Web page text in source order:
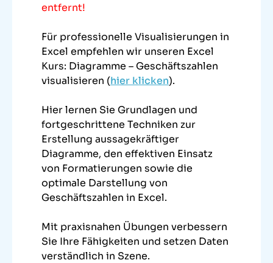
entfernt!
Für professionelle Visualisierungen in
Excel empfehlen wir unseren Excel
Kurs: Diagramme – Geschäftszahlen
visualisieren (hier klicken).
Hier lernen Sie Grundlagen und
fortgeschrittene Techniken zur
Erstellung aussagekräftiger
Diagramme, den effektiven Einsatz
von Formatierungen sowie die
optimale Darstellung von
Geschäftszahlen in Excel.
Mit praxisnahen Übungen verbessern
Sie Ihre Fähigkeiten und setzen Daten
verständlich in Szene.